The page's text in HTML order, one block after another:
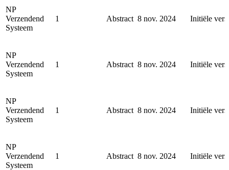
NP
Verzendend
Systeem
1 Abstract 8 nov. 2024 Initiële
NP
Verzendend
Systeem
1 Abstract 8 nov. 2024 Initiële
NP
Verzendend
Systeem
1 Abstract 8 nov. 2024 Initiële
NP
Verzendend
Systeem
1 Abstract 8 nov. 2024 Initiële